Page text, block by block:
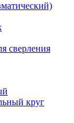
сверления
круг